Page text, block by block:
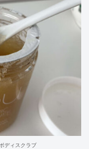
ディスクラブ